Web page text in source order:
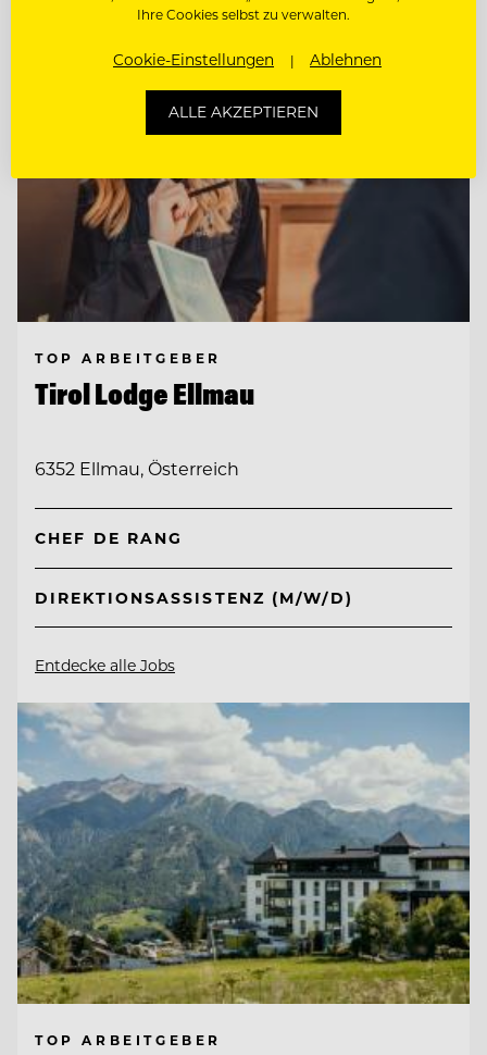
TOP ARBEITGEBER
Tirol Lodge Ellmau
6352 Ellmau, Österreich
CHEF DE RANG
DIREKTIONSASSISTENZ (M/W/D)
Entdecke alle Jobs
TOP ARBEITGEBER
Ihre Cookies selbst zu verwalten.
Cookie-Einstellungen Ablehnen
ALLE AKZEPTIEREN